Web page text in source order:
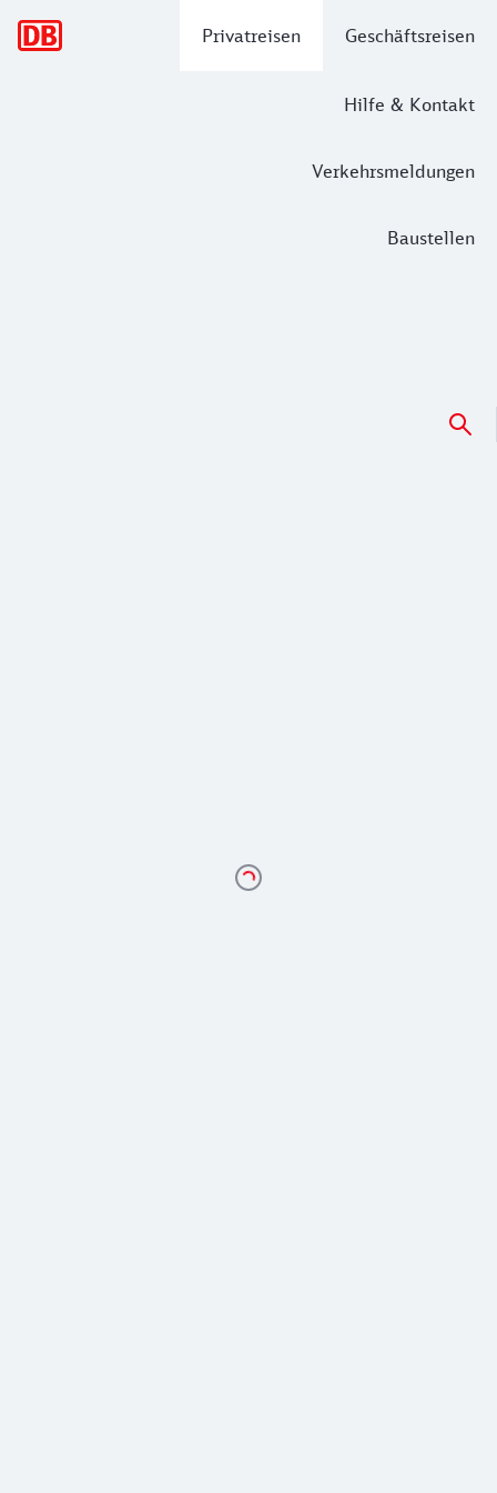
Privatreisen Geschäftsreisen
Hilfe & Kontakt
Verkehrsmeldungen
Baustellen